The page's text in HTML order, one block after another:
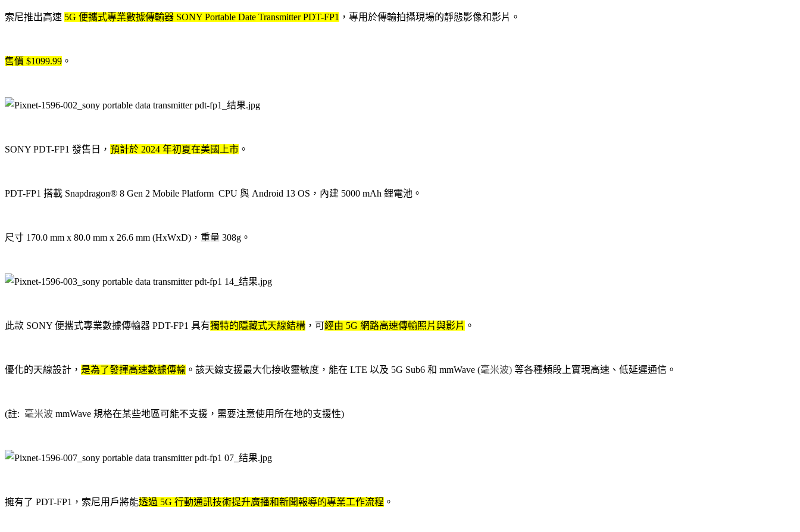
索尼推出高速 5G 便攜式專業數據傳輸器 SONY Portable Date Transmitter ​PDT-FP1 ，專用於傳輸拍攝現場的靜態影像和影片。
售價 $1099.99 。
SONY PDT-FP1 發售日， 預計於 2024 年初夏在美國上市 。
PDT-FP1 搭載 Snapdragon® 8 Gen 2 Mobile Platform CPU 與 Android 13 OS，內建 5000 mAh 鋰電池。
尺寸 170.0 mm x 80.0 mm x 26.6 mm (HxWxD)，重量 308g。
此款 SONY 便攜式專業數據傳輸器 PDT-FP1 具有獨特的隱藏式天線結構 ，可經由 5G 網路高速傳輸照片與影片 。
優化的天線設計， 是為了發揮高速數據傳輸 。該天線支援最大化接收靈敏度，能在 LTE 以及 5G Sub6 和 mmWave (毫米波) 等各種頻段上實現高速、低延遲通信。
(註: 毫米波 mmWave 規格在某些地區可能不支援，需要注意使用所在地的支援性)
擁有了 PDT-FP1，索尼用戶將能透過 5G 行動通訊技術提升廣播和新聞報導的專業工作流程 。